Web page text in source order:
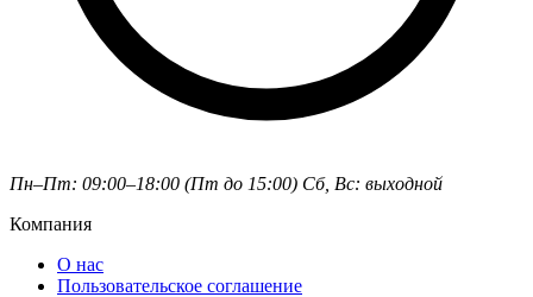
Пн–Пт: 09:00–18:00 (Пт до 15:00) Сб, Вс: выходной
Компания
О нас
Пользовательское соглашение